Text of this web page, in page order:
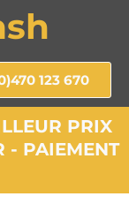
123 670
PRIX
- PAIEMENT